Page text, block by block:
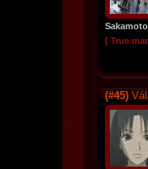
[ True
(#45)